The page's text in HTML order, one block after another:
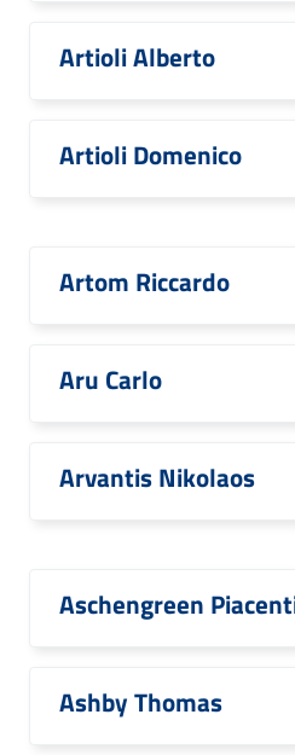
Artioli Alberto
Artioli Domenico
Artom Riccardo
Aru Carlo
Arvantis Nikolaos
Aschengreen
Ashby Thomas